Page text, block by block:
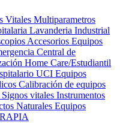
Vitales Multiparametros
Lavanderia Industrial
Accesorios Equipos
Central de
Home Care/Estudiantil
UCI Equipos
Calibración de equipos
vitales Instrumentos
Naturales Equipos